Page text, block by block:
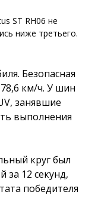
ST RH06 не
ниже третьего.
Безопасная
км/ч. У шин
занявшие
выполнения
круг был
12 секунд,
победителя